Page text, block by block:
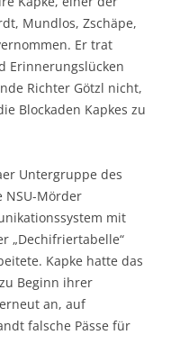
Mundlos, Zschäpe,
Er trat
Erinnerungslücken
Richter Götzl nicht,
Blockaden Kapkes zu
Untergruppe des
NSU-Mörder
mit
„Dechifriertabelle“
Kapke hatte das
Beginn ihrer
an, auf
falsche Pässe für